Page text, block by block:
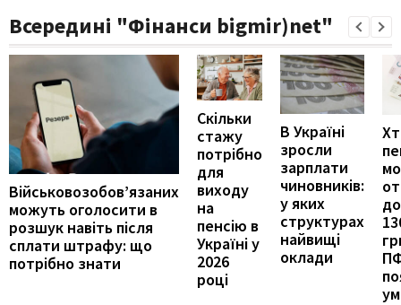
Всередині "Фінанси bigmir)net"
Військовозобов’язаних
можуть оголосити в
розшук навіть після
сплати штрафу: що
потрібно знати
Скільки
стажу
потрібно
для
виходу
на
пенсію в
Україні у
2026
році
В Україні
зросли
зарплати
чиновників:
у яких
структурах
найвищі
оклади